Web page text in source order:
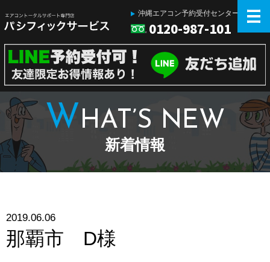
沖縄エアコン予約受付センター
0120-987-101
W HAT’S NEW
新着情報
2019.06.06
那覇市 D様